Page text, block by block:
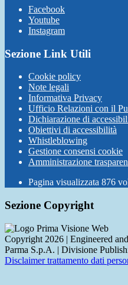
Facebook
Youtube
Instagram
Sezione Link Utili
Cookie policy
Note legali
Informativa Privacy
Ufficio Relazioni con il
Dichiarazione di
Obiettivi di accessibilità
Whistleblowing
Gestione consensi cookie
Amministrazione
Pagina visualizzata 876
Sezione Copyright
Copyright 2026 | Engineered
Parma S.p.A. | Divisione
Disclaimer trattamento dati